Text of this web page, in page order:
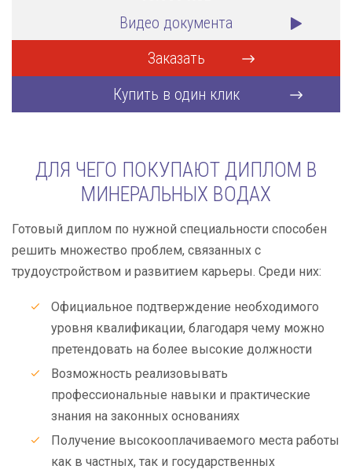
Видео документа
Заказать
Купить в один клик
ДЛЯ ЧЕГО ПОКУПАЮТ ДИПЛОМ В
МИНЕРАЛЬНЫХ ВОДАХ
Готовый диплом по нужной специальности способен
решить множество проблем, связанных с
трудоустройством и развитием карьеры. Среди них:
Официальное подтверждение необходимого
уровня квалификации, благодаря чему можно
претендовать на более высокие должности
Возможность реализовывать
профессиональные навыки и практические
знания на законных основаниях
Получение высокооплачиваемого места работы
как в частных, так и государственных